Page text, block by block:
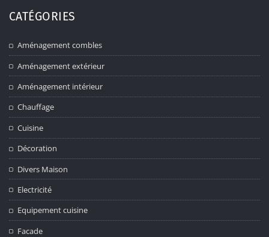
CATÉGORIES
Aménagement combles
Aménagement extérieur
Aménagement intérieur
Chauffage
Cuisine
Décoration
Divers Maison
Electricité
Equipement cuisine
Facade